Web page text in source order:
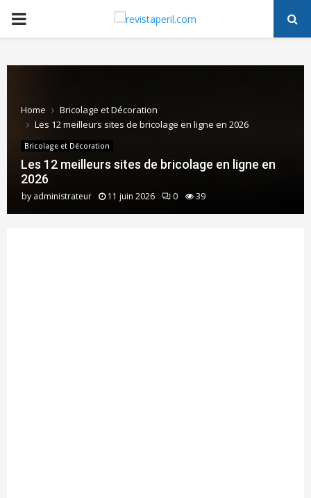
PRIMARY
Home
Bricolage et Décoration
Les 12 meilleurs sites de bricolage en ligne en 2026
Bricolage et Décoration
Les 12 meilleurs sites de bricolage en ligne en
2026
by administrateur 11 juin 2026 0 39